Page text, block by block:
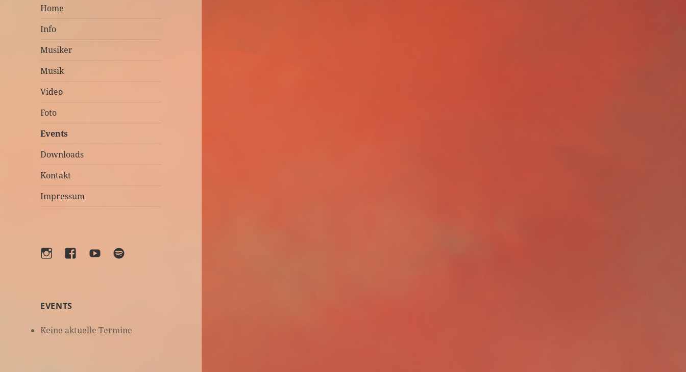
Home
Info
Musiker
Musik
Video
Foto
Events
Downloads
Kontakt
Impressum
InstagramFacebookYouTubeSpotify
EVENTS
Keine aktuelle Termine